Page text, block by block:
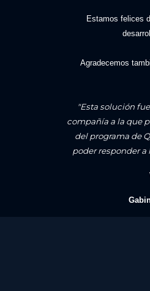
Estamos felices
Agradecemos
"Esta solución
compañía a la que
del programa de
poder responder